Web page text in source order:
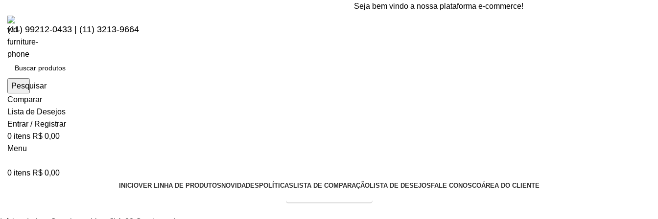
Seja bem vindo a nossa plataforma e-commerce!
(11) 99212-0433 | (11) 3213-9664
Pesquisar
Comparar
Lista de Desejos
Entrar / Registrar
0 itens R$ 0,00
Menu
0 itens R$ 0,00
INICIOVER LINHA DE PRODUTOS NOVIDADES POLÍTICAS LISTA DE COMPARAÇÃOLISTA DE DESEJOS FALE CONOSCOÁREA DO CLIENTE